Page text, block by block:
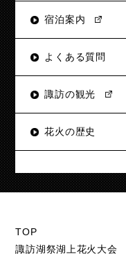
宿泊案内
よくある質問
諏訪の観光
花火の歴史
TOP
諏訪湖祭湖上花火大会